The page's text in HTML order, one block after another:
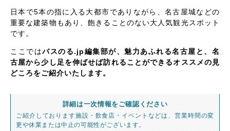
日本で5本の指に入る大都市でありながら、名古屋城などの
重要な建築物もあり、飽きることのない大人気観光スポット
です。
ここではバスのる.jp編集部が、魅力あふれる名古屋と、名
古屋から少し足を伸ばせば訪れることができるオススメの見
どころをご紹介いたします。
詳細は一次情報をご確認ください
ご紹介しております施設・飲食店・イベントなどは、営業時間の変
更や休業または中止の可能性がございます。